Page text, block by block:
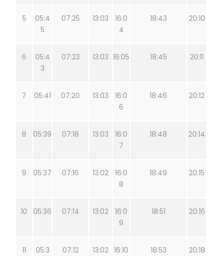
5
05:4
5
07:25 13:03
16:0
4
18:43 20:10
6
05:4
3
07:23 13:03 16:05 18:45 20:11
7 05:41 07:20 13:03
16:0
6
18:46 20:12
8 05:39 07:18 13:03
16:0
7
18:48 20:14
9 05:37 07:16 13:02
16:0
8
18:49 20:15
10 05:36 07:14 13:02
16:0
9
18:51 20:16
11
05:3
07:12 13:02 16:10 18:53 20:18